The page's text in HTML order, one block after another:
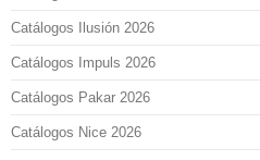
Catálogos Ilusión 2026
Catálogos Impuls 2026
Catálogos Pakar 2026
Catálogos Nice 2026